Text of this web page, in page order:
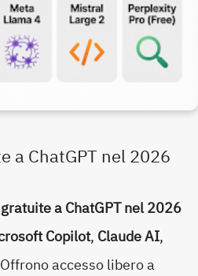
a ChatGPT nel 2026
a ChatGPT nel 2026
Copilot, Claude AI,
accesso libero a